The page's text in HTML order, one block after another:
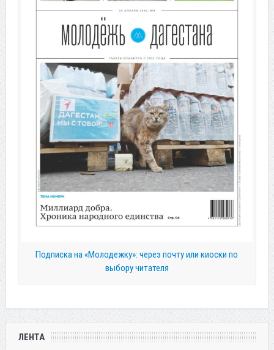
Подписка на «Молодежку»: через почту или киоски по
выбору читателя
ЛЕНТА